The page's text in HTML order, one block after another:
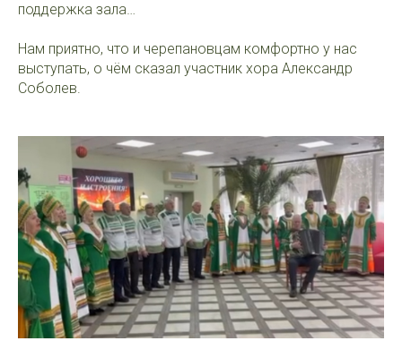
поддержка зала…
Нам приятно, что и черепановцам комфортно у нас
выступать, о чём сказал участник хора Александр
Соболев.